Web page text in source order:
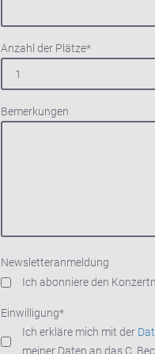
Anzahl der Plätze*
Bemerkungen
Newsletteranmeldung
Ich abonniere den
Einwilligung*
Ich erkläre mich mit der
meiner Daten an das C.